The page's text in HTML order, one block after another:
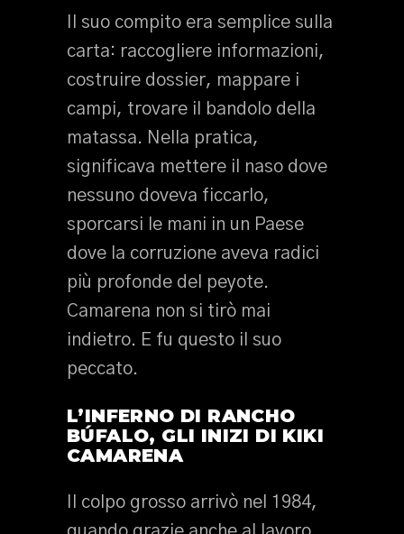
Il suo compito era semplice sulla
carta: raccogliere informazioni,
costruire dossier, mappare i
campi, trovare il bandolo della
matassa. Nella pratica,
significava mettere il naso dove
nessuno doveva ficcarlo,
sporcarsi le mani in un Paese
dove la corruzione aveva radici
più profonde del peyote.
Camarena non si tirò mai
indietro. E fu questo il suo
peccato.
L’INFERNO DI RANCHO
BÚFALO, GLI INIZI DI KIKI
CAMARENA
Il colpo grosso arrivò nel 1984,